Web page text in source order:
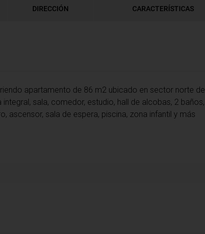
DIRECCIÓN CARACTERÍSTICAS
apartamento de 86 m2 ubicado en sector norte de
sala, comedor, estudio, hall de alcobas, 2 baños,
ascensor, sala de espera, piscina, zona infantil y más